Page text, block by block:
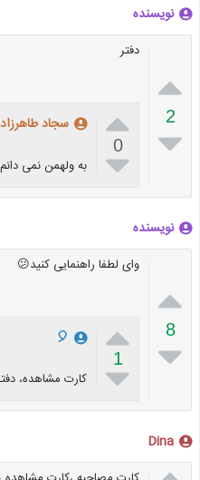
نویسنده

2

دفتر

0

سجاد
به ولهمن نمی دانم
نویسنده

8

وای لطفا راهنمایی کنید😕

1

🎈
کارت مشاهده،
Dina